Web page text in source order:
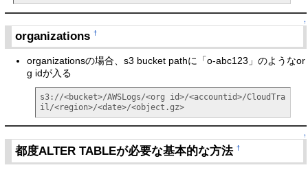
↑
organizations†
organizationsの場合、s3 bucket pathに「o-abc123」のようなor
g idが入る
s3://<bucket>/AWSLogs/<org id>/<accountid>/CloudTra
il/<region>/<date>/<object.gz>
↑
都度ALTER TABLEが必要な基本的な方法†